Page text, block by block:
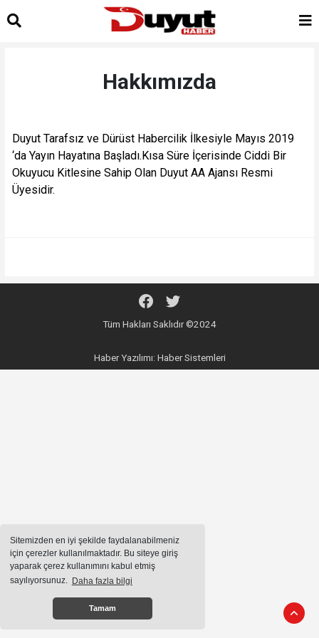
Sitemizden en iyi şekilde faydalanabilmeniz
için çerezler kullanılmaktadır. Bu siteye giriş
yaparak çerez kullanımını kabul etmiş
sayılıyorsunuz. Daha fazla bilgi
Tamam
Hakkımızda
Duyut Tarafsız ve Dürüst Habercilik İlkesiyle Mayıs 2019
‘da Yayın Hayatına Başladı.Kısa Süre İçerisinde Ciddi Bir
Okuyucu Kitlesine Sahip Olan Duyut AA Ajansı Resmi
Üyesidir.
Tüm Hakları Saklıdır ©2024
Haber Yazılımı: Haber Sistemleri